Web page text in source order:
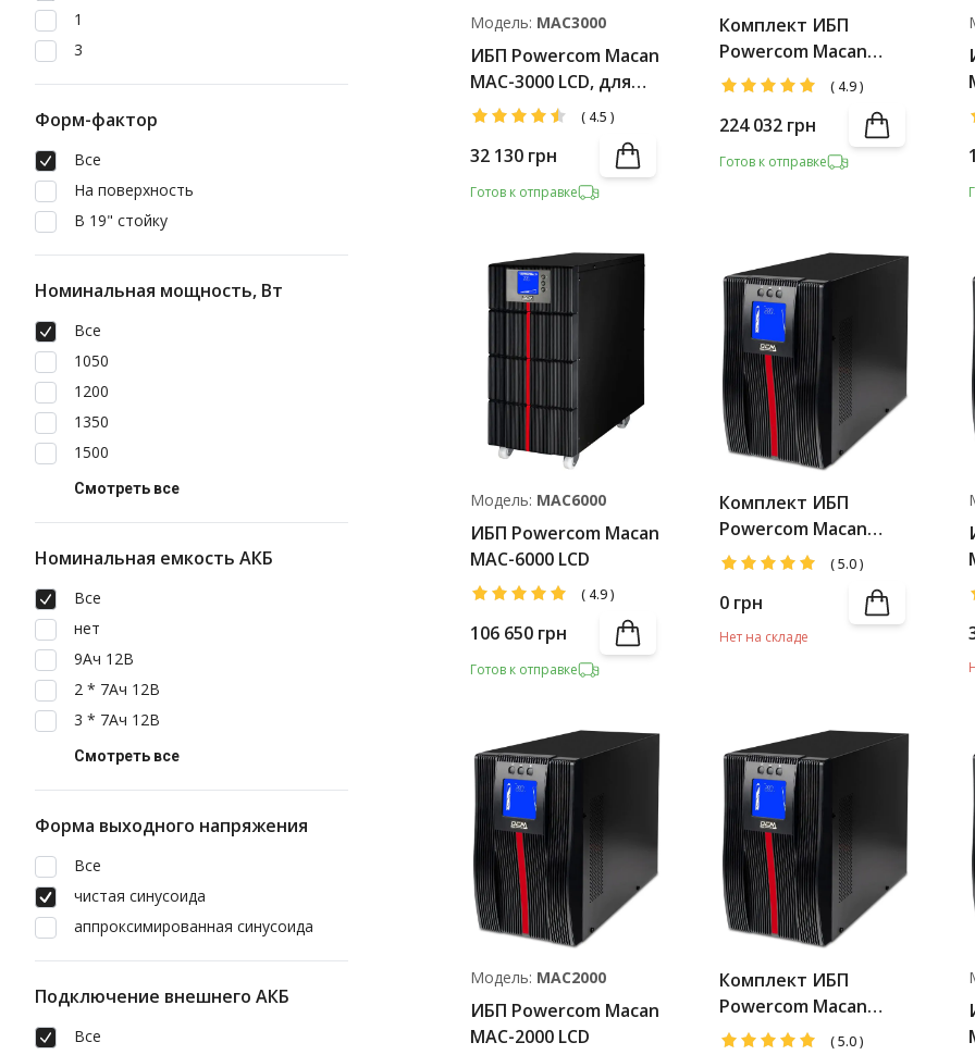
1
3
Форм-фактор
Все
На поверхность
В 19" стойку
Номинальная мощность, Вт
Все
1050
1200
1350
1500
Смотреть все
Номинальная емкость АКБ
Все
нет
9Ач 12В
2 * 7Ач 12В
3 * 7Ач 12В
Смотреть все
Форма выходного напряжения
Все
чистая синусоида
аппроксимированная синусоида
Подключение внешнего АКБ
Все
Модель: MAC3000
ИБП Powercom Macan
MAC-3000 LCD, для
сервера
( 4.5 )
32 130 грн
Готов к отправке
Комплект ИБП
Powercom Macan
MAC-10000 LCD +
( 4.9)
224 032 грн
Готов к отправке
Модель: MAC6000
ИБП Powercom Macan
MAC-6000 LCD
( 4.9)
106 650 грн
Готов к отправке
Комплект ИБП
Powercom Macan
MAC-3000 LCD IEC +
(5.0)
0 грн
Нет на складе
Модель: MAC2000
ИБП Powercom Macan
MAC-2000 LCD
Комплект ИБП
Powercom Macan
MAC-2000 LCD IEC +
(5.0)